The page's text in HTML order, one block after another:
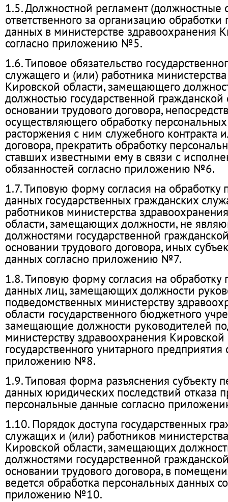
1.5. Должностной регламент (должностные
ответственного за организацию
данных в министерстве здравоохранения
согласно приложению №5.
1.6. Типовое обязательство
служащего и (или) работника
Кировской области, замещающего
должностью государственной
основании трудового договора,
осуществляющего обработку
расторжения с ним служебного контракта
договора, прекратить обработку
ставших известными ему в связи с
обязанностей согласно приложению №6.
1.7. Типовую форму согласия на обработку
данных государственных гражданских
работников министерства
области, замещающих должности, не
должностями государственной
основании трудового договора, иных
данных согласно приложению №7.
1.8. Типовую форму согласия на обработку
данных лиц, замещающих должности
подведомственных министерству
области государственного бюджетного
замещающие должности руководителей
министерству здравоохранения Кировской
государственного унитарного предприятия
приложению №8.
1.9. Типовая форма разъяснения субъекту
данных юридических последствий отказа
персональные данные согласно
1.10. Порядок доступа государственных
служащих и (или) работников
Кировской области, замещающих
должностями государственной
основании трудового договора, в
ведется обработка персональных данных
приложению №10.